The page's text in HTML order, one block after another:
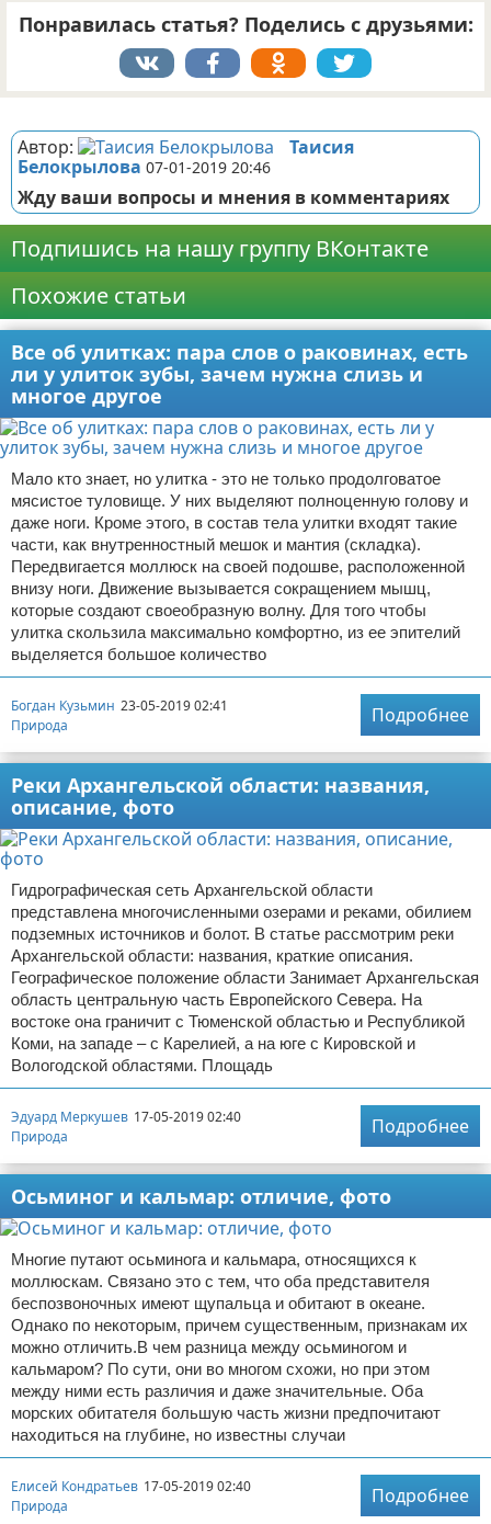
Понравилась статья? Поделись с друзьями:
Автор:
Таисия
Белокрылова 07-01-2019 20:46
Жду ваши вопросы и мнения в комментариях
Подпишись на нашу группу ВКонтакте
Похожие статьи
Все об улитках: пара слов о раковинах, есть
ли у улиток зубы, зачем нужна слизь и
многое другое
Мало кто знает, но улитка - это не только продолговатое
мясистое туловище. У них выделяют полноценную голову и
даже ноги. Кроме этого, в состав тела улитки входят такие
части, как внутренностный мешок и мантия (складка).
Передвигается моллюск на своей подошве, расположенной
внизу ноги. Движение вызывается сокращением мышц,
которые создают своеобразную волну. Для того чтобы
улитка скользила максимально комфортно, из ее эпителий
выделяется большое количество
Богдан Кузьмин 23-05-2019 02:41
Природа
Подробнее
Реки Архангельской области: названия,
описание, фото
Гидрографическая сеть Архангельской области
представлена многочисленными озерами и реками, обилием
подземных источников и болот. В статье рассмотрим реки
Архангельской области: названия, краткие описания.
Географическое положение области Занимает Архангельская
область центральную часть Европейского Севера. На
востоке она граничит с Тюменской областью и Республикой
Коми, на западе – с Карелией, а на юге с Кировской и
Вологодской областями. Площадь
Эдуард Меркушев 17-05-2019 02:40
Природа
Подробнее
Осьминог и кальмар: отличие, фото
Многие путают осьминога и кальмара, относящихся к
моллюскам. Связано это с тем, что оба представителя
беспозвоночных имеют щупальца и обитают в океане.
Однако по некоторым, причем существенным, признакам их
можно отличить.В чем разница между осьминогом и
кальмаром? По сути, они во многом схожи, но при этом
между ними есть различия и даже значительные. Оба
морских обитателя большую часть жизни предпочитают
находиться на глубине, но известны случаи
Елисей Кондратьев 17-05-2019 02:40
Природа
Подробнее